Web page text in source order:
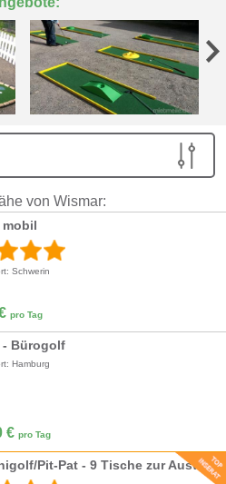
von Wismar:
Schwerin
pro Tag
Bürogolf
Hamburg
€ pro Tag
Tischminigolf/Pit-Pat - 9 Tische zur Auswahl